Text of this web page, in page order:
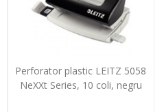
Perforator plastic LEITZ 5058
NeXXt Series, 10 coli, negru